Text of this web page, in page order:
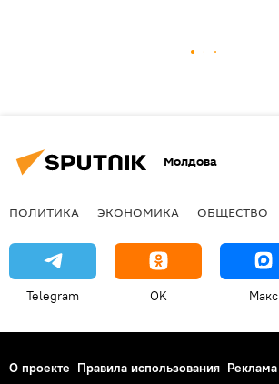
Молдова
ПОЛИТИКА ЭКОНОМИКА ОБЩЕСТВО
Telegram OK Макс
О проекте Правила использования Реклама